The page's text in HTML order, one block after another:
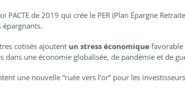
de 2019 qui crée le PER (Plan Épargne
épargnants.
cotisés ajoutent un stress économiquefavorable
une économie globalisée, de pandémie et de
une nouvelle “ruée vers l’or” pour les